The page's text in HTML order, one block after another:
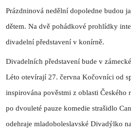
Prázdninová nedělní dopoledne budou
dětem. Na dvě pohádkové prohlídky
divadelní představení v konírně.
Divadelních představení bude v
Léto otevírají 27. června Kočovníci od
inspirována pověstmi z oblasti Českého
po dvouleté pauze komedie strašidlo
odehraje mladoboleslavské Divadýlko